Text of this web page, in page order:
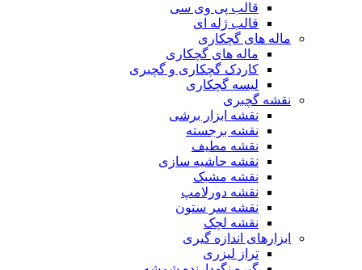
قالب پی وی سی
قالب ژله ای
ماله های گچکاری
ماله های گچکاری
کاردک گچکاری و گچبری
لیسه گچکاری
نقشه گچبری
نقشه ابزار برشی
نقشه برجسته
نقشه مطیف
نقشه حاشیه سازی
نقشه مشبک
نقشه دورلامپ
نقشه سر ستون
نقشه لچک
ابزارهای اندازه گیری
تراز لیزری